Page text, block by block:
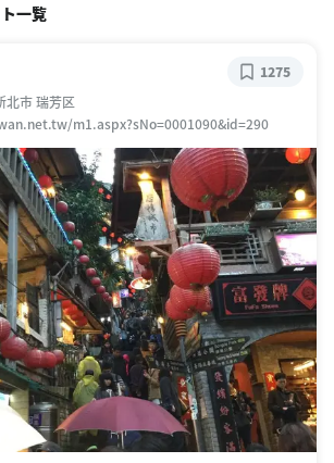
一覧
北市 瑞芳区
m1.aspx?sNo=0001090&id=290
1275